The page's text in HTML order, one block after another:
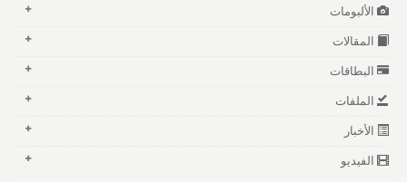
الألبومات
المقالات
البطاقات
الملفات
الأخبار
الفيديو